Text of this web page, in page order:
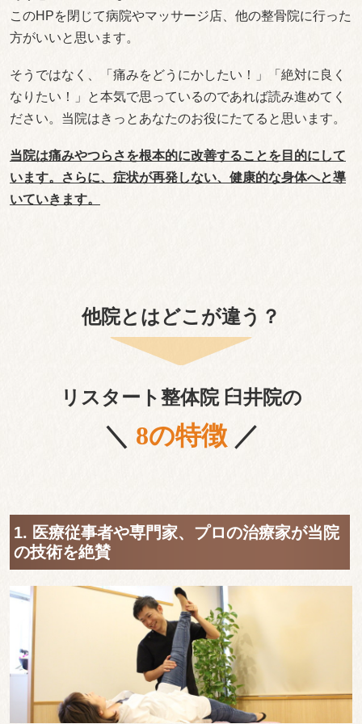
このHPを閉じて病院やマッサージ店、他の整骨院に行った
方がいいと思います。
そうではなく、「痛みをどうにかしたい！」「絶対に良く
なりたい！」と本気で思っているのであれば読み進めてく
ださい。当院はきっとあなたのお役にたてると思います。
当院は痛みやつらさを根本的に改善することを目的にして
います。さらに、症状が再発しない、健康的な身体へと導
いていきます。
他院とはどこが違う？
リスタート整体院 臼井院の
＼ 8の特徴 ／
1. 医療従事者や専門家、プロの治療家が当院
の技術を絶賛